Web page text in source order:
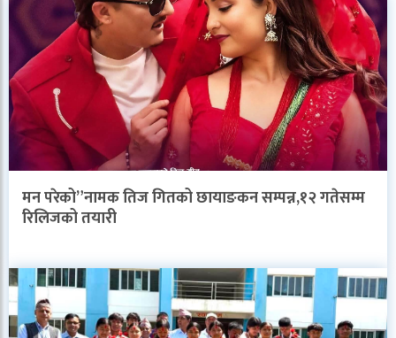
मन परेको”नामक तिज गितको छायाङकन सम्पन्न,१२ गतेसम्म
रिलिजको तयारी